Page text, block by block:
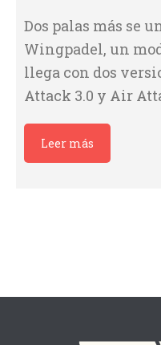
Dos palas más se
Wingpadel, un
llega con dos
Attack 3.0 y Air
Leer más